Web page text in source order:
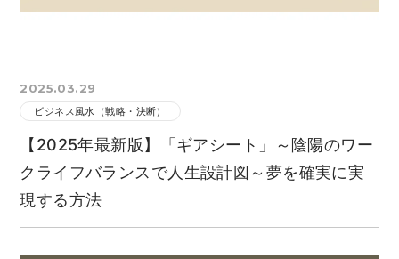
2025.03.29
ビジネス風水（戦略・決断）
【2025年最新版】「ギアシート」～陰陽のワー
クライフバランスで人生設計図～夢を確実に実
現する方法